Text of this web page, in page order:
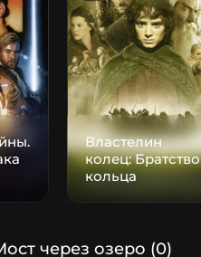
Властелин
колец: Братство
кольца
через озеро (0)